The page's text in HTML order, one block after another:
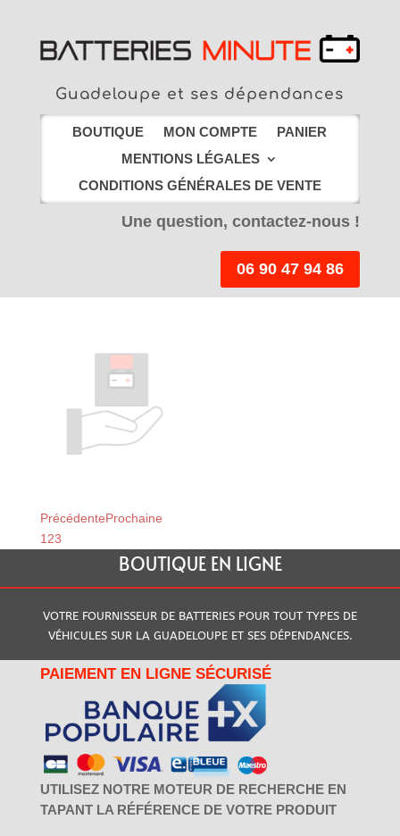
Guadeloupe et ses dépendances
BOUTIQUE MON COMPTE
PANIER
MENTIONS LÉGALES
CONDITIONS GÉNÉRALES DE VENTE
Une question, contactez-nous !
06 90 47 94 86
PrécédenteProchaine
1 23
BOUTIQUE EN LIGNE
VOTRE FOURNISSEUR DE BATTERIES POUR TOUT TYPES DE
VÉHICULES SUR LA GUADELOUPE ET SES DÉPENDANCES.
PAIEMENT EN LIGNE SÉCURISÉ
UTILISEZ NOTRE MOTEUR DE RECHERCHE EN
TAPANT LA RÉFÉRENCE DE VOTRE PRODUIT